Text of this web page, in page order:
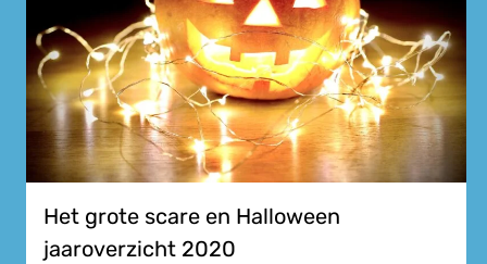
Het grote scare en Halloween
jaaroverzicht 2020